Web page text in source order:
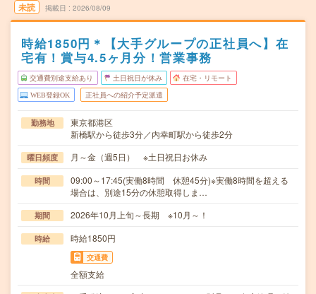
未読 掲載日 2026/08/09
時給1850円＊【大手グループの正社員へ】在
宅有！賞与4.5ヶ月分！営業事務
交通費別途支給あり 土日祝日が休み 在宅・リモート
WEB登録OK 正社員への紹介予定派遣
勤務地
東京都港区
新橋駅から徒歩3分／内幸町駅から徒歩2分
曜日頻度 月～金（週5日） ※土日祝日お休み
時間
09:00～17:45(実働8時間 休憩45分)※実働8時間を超える
場合は、別途15分の休憩取得しま…
期間 2026年10月上旬～長期 ※10月～！
時給 時給1850円
交通費
全額支給